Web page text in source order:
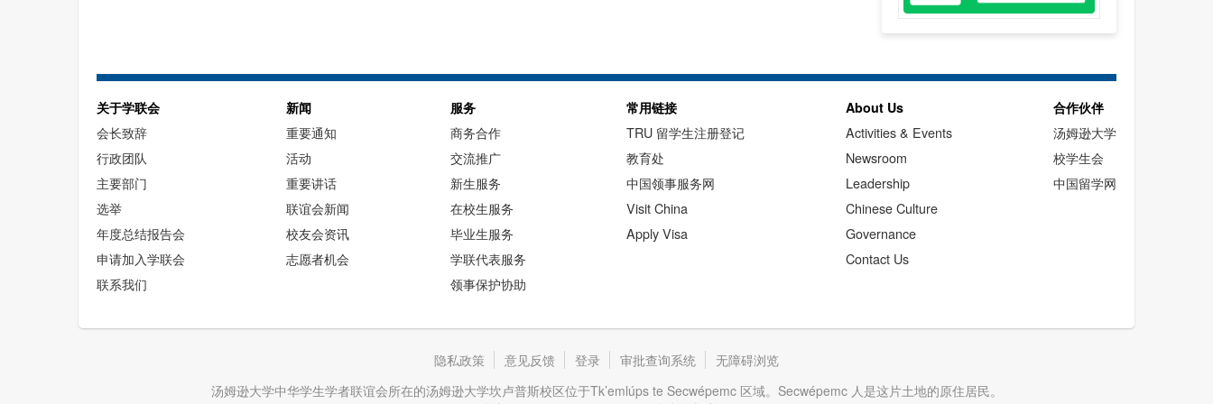
关于学联会
会长致辞
行政团队
主要部门
选举
年度总结报告会
申请加入学联会
联系我们
新闻
重要通知
活动
重要讲话
联谊会新闻
校友会资讯
志愿者机会
服务
商务合作
交流推广
新生服务
在校生服务
毕业生服务
学联代表服务
领事保护协助
常用链接
TRU 留学生注册登记
教育处
中国领事服务网
Visit China
Apply Visa
About Us
Activities & Events
Newsroom
Leadership
Chinese Culture
Governance
Contact Us
合作伙伴
汤姆逊大学
校学生会
中国留学网
隐私政策 意见反馈 登录 审批查询系统
无障碍浏览
汤姆逊大学中华学生学者联谊会所在的汤姆逊大学坎卢普斯校区位于Tk’emlúps te Secwépemc 区域。Secwépemc 人是这片土地的原住居民。